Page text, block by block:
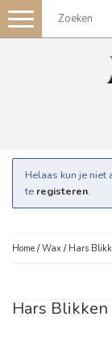
Toggle
navigation
Helaas kun je niet
te registeren.
Home /Wax / Hars
Hars Blikken